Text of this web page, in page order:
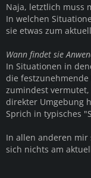
Naja, letztlich muss
In welchen
sie etwas zum
Wann findet sie
In Situationen in
die festzunehmende
zumindest
direkter Umgebung
Sprich in typisches
In allen anderen
sich nichts am